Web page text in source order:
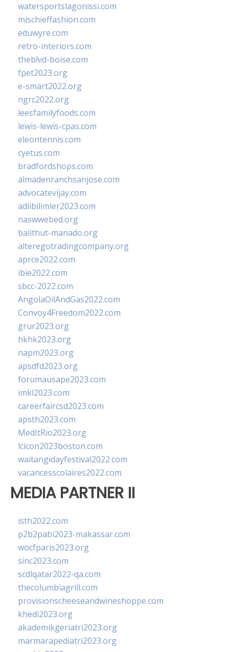
watersportslagonissi.com
mischieffashion.com
eduwyre.com
retro-interiors.com
theblvd-boise.com
fpet2023.org
e-smart2022.org
ngrc2022.org
leesfamilyfoods.com
lewis-lewis-cpas.com
eleontennis.com
cyetus.com
bradfordshops.com
almadenranchsanjose.com
advocatevijay.com
adlibilimler2023.com
naswwebed.org
balithut-manado.org
alteregotradingcompany.org
aprce2022.com
ibie2022.com
sbcc-2022.com
AngolaOilAndGas2022.com
Convoy4Freedom2022.com
grur2023.org
hkhk2023.org
napm2023.org
apsdfd2023.org
forumausape2023.com
imkl2023.com
careerfaircsd2023.com
apsth2023.com
MedItRio2023.org
lcicon2023boston.com
waitangidayfestival2022.com
vacancesscolaires2022.com
MEDIA PARTNER II
isth2022.com
p2b2pabi2023-makassar.com
wocfparis2023.org
sinc2023.com
scdlqatar2022-qa.com
thecolumbiagrill.com
provisionscheeseandwineshoppe.com
khedi2023.org
akademikgeriatri2023.org
marmarapediatri2023.org